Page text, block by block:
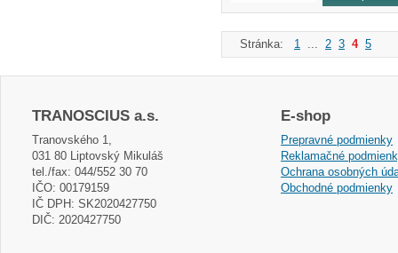
Stránka: 1 2 3 4 5
TRANOSCIUS a.s.
Tranovského 1,
031 80 Liptovský Mikuláš
tel./fax: 044/552 30 70
IČO: 00179159
IČ DPH: SK2020427750
DIČ: 2020427750
E-shop
Prepravné podmienky
Reklamačné
Ochrana osobných
Obchodné podmienky